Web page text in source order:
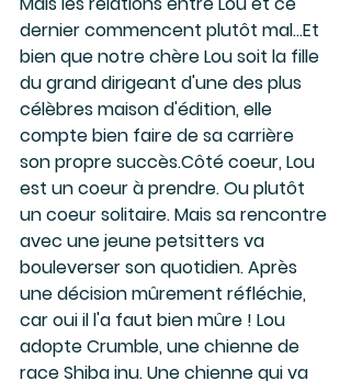
dernier commencent plutôt mal...Et
bien que notre chère Lou soit la fille
du grand dirigeant d'une des plus
célèbres maison d'édition, elle
compte bien faire de sa carrière
son propre succès.Côté coeur, Lou
est un coeur à prendre. Ou plutôt
un coeur solitaire. Mais sa rencontre
avec une jeune petsitters va
bouleverser son quotidien. Après
une décision mûrement réfléchie,
car oui il l'a faut bien mûre ! Lou
adopte Crumble, une chienne de
race Shiba inu. Une chienne qui va